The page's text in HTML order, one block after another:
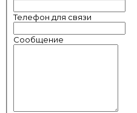
Телефон для связи
Сообщение